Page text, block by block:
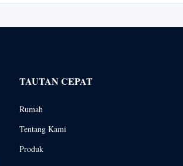
TAUTAN CEPAT
Rumah
Tentang Kami
Produk